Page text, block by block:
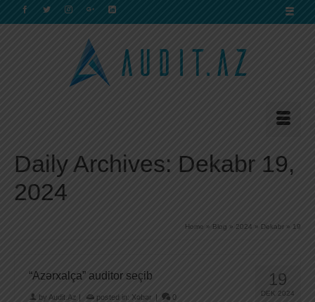
Daily Archives: Dekabr 19,
2024
Home » Blog » 2024 » Dekabr » 19
19
DEK 2024
“Azərxalça” auditor seçib
by Audit.Az | posted in: Xəbər | 0